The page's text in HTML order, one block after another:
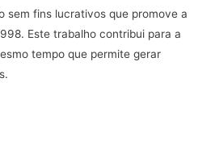
sem fins lucrativos que promove a
Este trabalho contribui para a
tempo que permite gerar